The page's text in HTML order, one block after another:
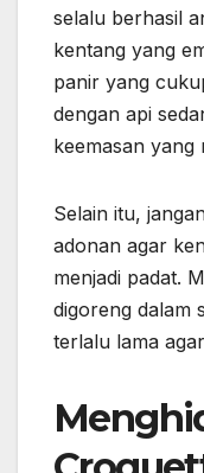
selalu berhasil
kentang yang
panir yang
dengan api
keemasan yang
Selain itu,
adonan agar
menjadi padat.
digoreng dalam
terlalu lama